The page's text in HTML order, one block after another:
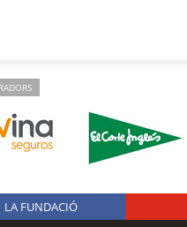
LA FUNDACIÓ